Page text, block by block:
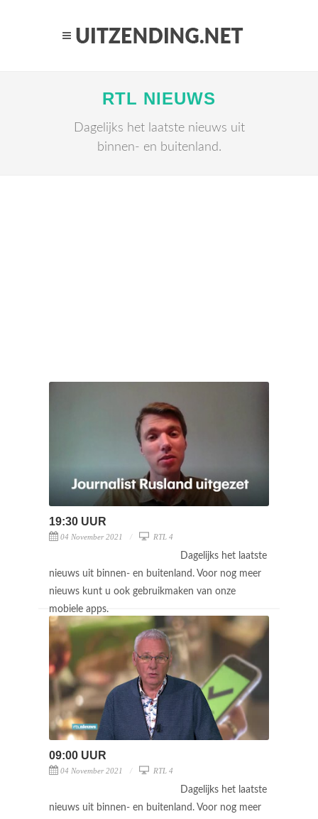
RTL NIEUWS
Dagelijks het laatste nieuws uit
binnen- en buitenland.
19:30 UUR
04 November 2021 RTL 4
Dagelijks het laatste
nieuws uit binnen- en buitenland. Voor nog meer
nieuws kunt u ook gebruikmaken van onze
mobiele apps.
09:00 UUR
04 November 2021 RTL 4
Dagelijks het laatste
nieuws uit binnen- en buitenland. Voor nog meer